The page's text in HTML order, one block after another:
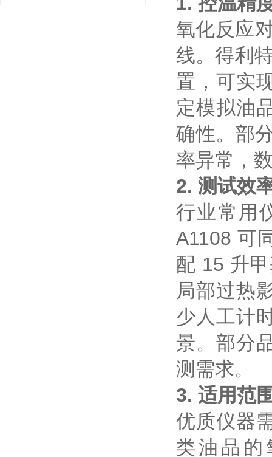
氧化反应
线。得利
置，可实
定模拟油
确性。部
率异常，
2. 测试效
行业常用
A1108 可
配 15 升
局部过热
少人工计
景。部分
测需求。
3. 适用范
优质仪器
类油品的